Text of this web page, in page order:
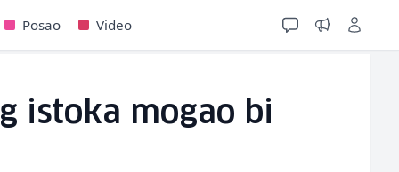
Posao Video
istoka mogao bi